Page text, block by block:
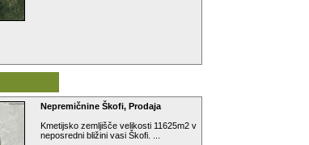
Nepremičnine Škofi, Prodaja
Kmetijsko zemljišče velikosti 11625m2 v
neposredni bližini vasi Škofi. ...